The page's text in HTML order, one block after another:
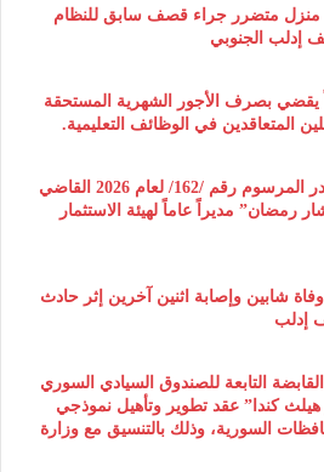
منزل متضرر جراء قصف سابق للنظام
إدلب الجنوبي
يقضي بصرف الأجور الشهرية المستحقة
المتعاقدين في الوظائف التعليمية.
الرئيس “أحمد الشرع” يصدر المرسوم رقم /162/ لعام 2026 ‌القاضي
رمضان” مديراً عاماً لهيئة ‌الاستثمار
شابين وإصابة اثنين آخرين إثر حادث
إدلب
التابعة للصندوق السيادي السوري
كندا” عقد تطوير وتأهيل نموذجي
السورية، وذلك بالتنسيق مع وزارة